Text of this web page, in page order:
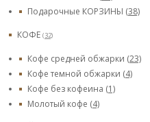
Подарочные КОРЗИНЫ (38)
КОФЕ (32)
Кофе средней обжарки (23)
Кофе темной обжарки (4)
Кофе без кофеина (1)
Молотый кофе (4)